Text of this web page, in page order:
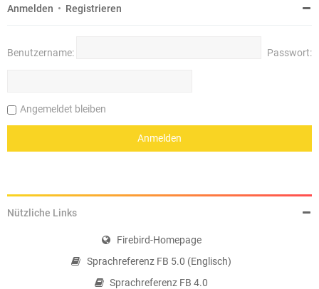
Anmelden • Registrieren
Benutzername: Passwort:
Angemeldet bleiben
Nützliche Links
Firebird-Homepage
Sprachreferenz FB 5.0 (Englisch)
Sprachreferenz FB 4.0